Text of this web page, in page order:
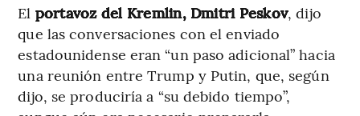
El portavoz del Kremlin, Dmitri Peskov, dijo
que las conversaciones con el enviado
estadounidense eran “un paso adicional” hacia
una reunión entre Trump y Putin, que, según
dijo, se produciría a “su debido tiempo”,